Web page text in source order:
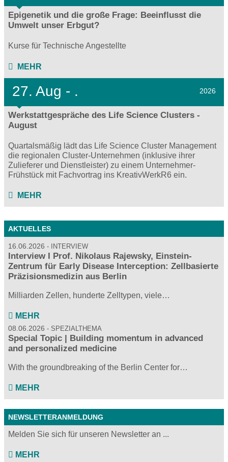
Epigenetik und die große Frage: Beeinflusst die
Umwelt unser Erbgut?
Kurse für Technische Angestellte
MEHR
27. Aug - . 2026
Werkstattgespräche des Life Science Clusters -
August
Quartalsmäßig lädt das Life Science Cluster Management
die regionalen Cluster-Unternehmen (inklusive ihrer
Zulieferer und Dienstleister) zu einem Unternehmer-
Frühstück mit Fachvortrag ins KreativWerkR6 ein.
MEHR
AKTUELLES
16.06.2026 INTERVIEW
Interview I Prof. Nikolaus Rajewsky, Einstein-
Zentrum für Early Disease Interception: Zellbasierte
Präzisionsmedizin aus Berlin
Milliarden Zellen, hunderte Zelltypen, viele…
MEHR
08.06.2026 SPEZIALTHEMA
Special Topic | Building momentum in advanced
and personalized medicine
With the groundbreaking of the Berlin Center for…
MEHR
NEWSLETTERANMELDUNG
Melden Sie sich für unseren Newsletter an ...
MEHR